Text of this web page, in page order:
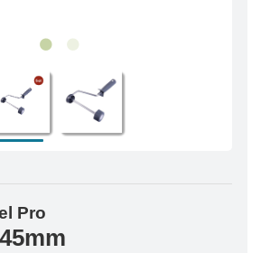
Pro